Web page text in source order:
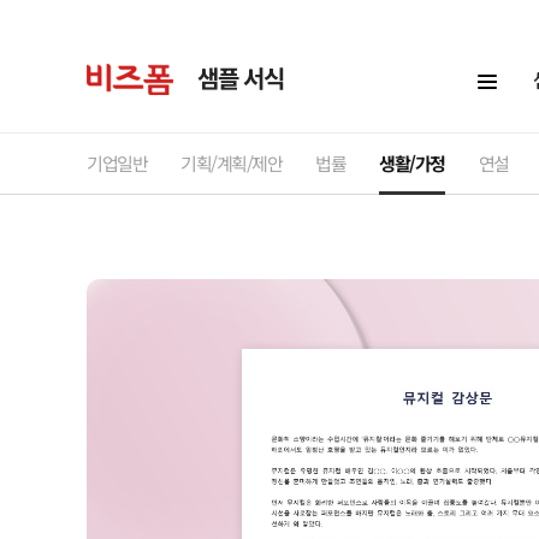
샘플 서식
기업일반 기획/계획/제안 법률 생활/가정 연설